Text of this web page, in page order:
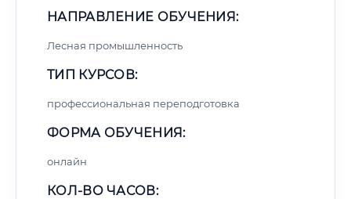
НАПРАВЛЕНИЕ ОБУЧЕНИЯ:
Лесная промышленность
ТИП КУРСОВ:
профессиональная переподготовка
ФОРМА ОБУЧЕНИЯ:
онлайн
КОЛ-ВО ЧАСОВ: